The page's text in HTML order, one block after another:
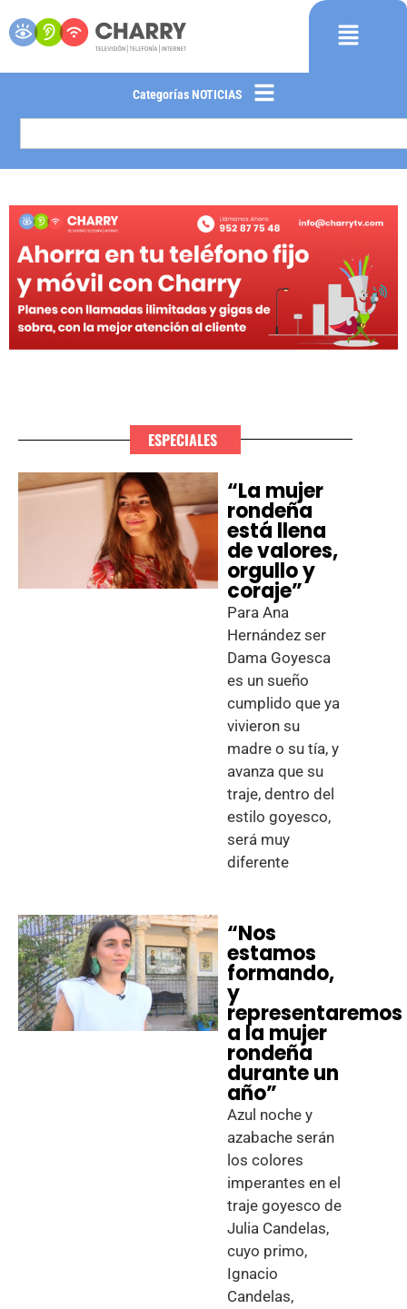
Categorías NOTICIAS
ESPECIALES
“La mujer
rondeña
está llena
de valores,
orgullo y
coraje”
Para Ana
Hernández ser
Dama Goyesca
es un sueño
cumplido que ya
vivieron su
madre o su tía, y
avanza que su
traje, dentro del
estilo goyesco,
será muy
diferente
“Nos
estamos
formando,
y
representaremos
a la mujer
rondeña
durante un
año”
Azul noche y
azabache serán
los colores
imperantes en el
traje goyesco de
Julia Candelas,
cuyo primo,
Ignacio
Candelas,